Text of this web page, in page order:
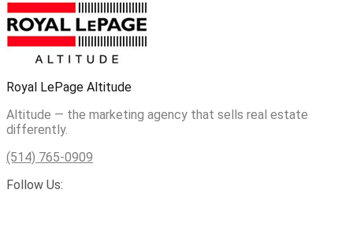
Royal LePage Altitude
Altitude — the marketing agency that sells real estate
differently.
(514) 765-0909
Follow Us: